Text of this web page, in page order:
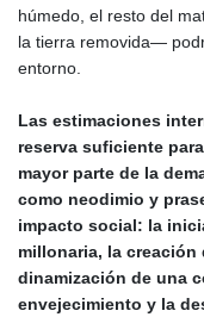
húmedo, el resto del
la tierra removida—
entorno.
Las estimaciones
reserva suficiente
mayor parte de la
como neodimio y
impacto social: la
millonaria, la
dinamización de una
envejecimiento y la